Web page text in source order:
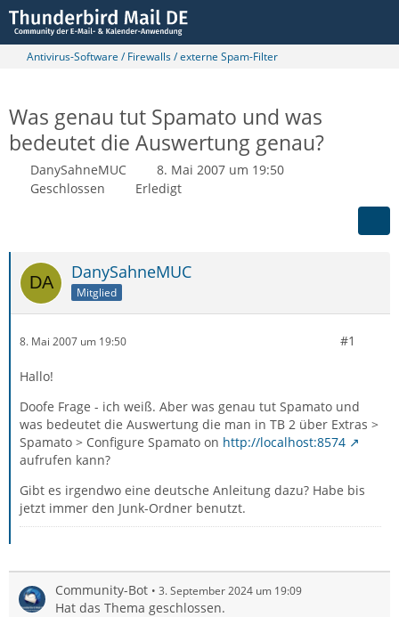
Antivirus-Software / Firewalls / externe Spam-Filter
Was genau tut Spamato und was
bedeutet die Auswertung genau?
DanySahneMUC
8. Mai 2007 um 19:50
Geschlossen
Erledigt
DanySahneMUC
Mitglied
8. Mai 2007 um 19:50 #1
Hallo!
Doofe Frage - ich weiß. Aber was genau tut Spamato und
was bedeutet die Auswertung die man in TB 2 über Extras >
Spamato > Configure Spamato on http://localhost:8574
aufrufen kann?
Gibt es irgendwo eine deutsche Anleitung dazu? Habe bis
jetzt immer den Junk-Ordner benutzt.
Community-Bot 3. September 2024 um 19:09
Hat das Thema geschlossen.